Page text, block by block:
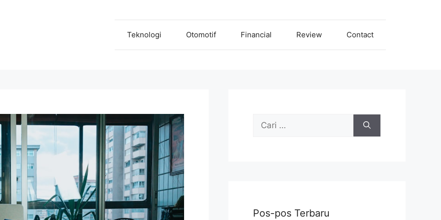
Teknologi Otomotif Financial Review Contact
Cari
Pos-pos Terbaru